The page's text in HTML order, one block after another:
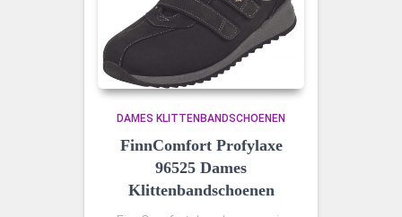
DAMES KLITTENBANDSCHOENEN
FinnComfort Profylaxe
96525 Dames
Klittenbandschoenen